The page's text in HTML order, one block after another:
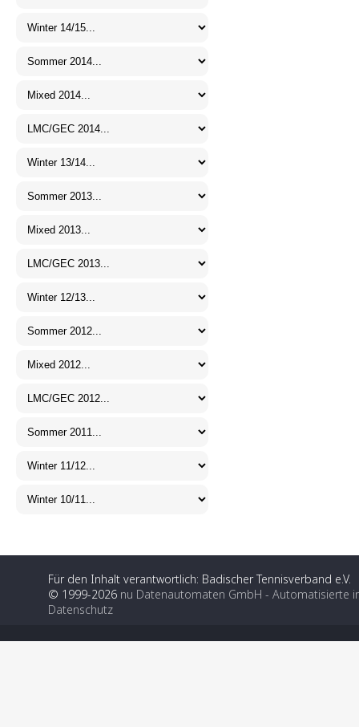
Für den Inhalt verantwortlich: Badischer Tennisverband e.V.
© 1999-2026 nu Datenautomaten GmbH - Automatisierte
Datenschutz